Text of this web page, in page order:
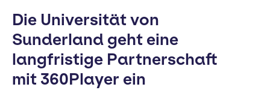
Die Universität von
Sunderland geht eine
langfristige Partnerschaft
mit 360Player ein